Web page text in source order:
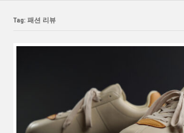
Tag: 패션 리뷰